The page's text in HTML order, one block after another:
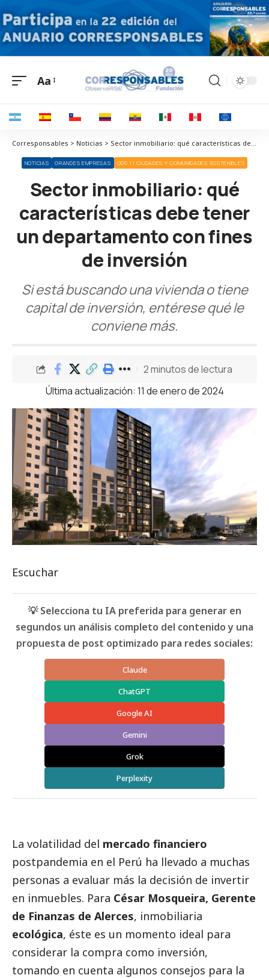
Aa
Corresponsables > Noticias > Sector inmobiliario: qué características debe tener un departamento con fines de inversión
NOTICIAS GRANDES EMPRESAS ODS 11 CIUDADES Y COMUNIDADES SOSTENIBLES
Sector inmobiliario: qué
características debe tener
un departamento con fines
de inversión
Si está buscando una vivienda o tiene
capital de inversión, entérese qué le
conviene más.
Última actualización: 11 de enero de 2024
2 minutos de lectura
Escuchar
💡 Selecciona tu IA preferida para generar en
segundos un análisis completo del contenido y una
propuesta de post optimizado para redes sociales:
Claude
ChatGPT
Google AI
Gemini
Grok
Perplexity
La volatilidad del mercado financiero
postpandemia en el Perú ha llevado a muchas
personas a evaluar más la decisión de invertir
en inmuebles. Para César Mosqueira, Gerente
de Finanzas de Alerces, inmobiliaria
ecológica, éste es un momento ideal para
considerar la compra como inversión,
tomando en cuenta algunos consejos para la